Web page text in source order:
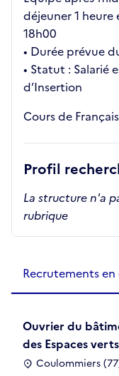
déjeuner 1
18h00
• Durée prévue
• Statut : Salarié
d’Insertion
Cours de
Profil
La structure n'a
rubrique
Recrutements
Ouvrier du
des Espaces
Coulommiers